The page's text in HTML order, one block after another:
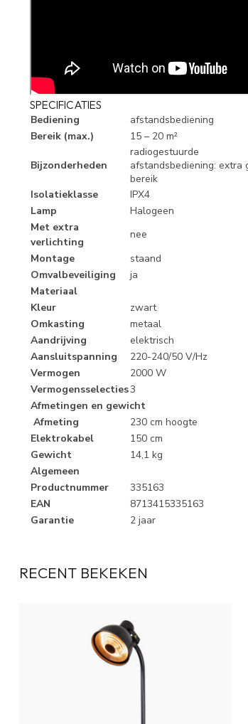
SPECIFICATIES
Bediening
afstandsbediening
Bereik (max.)
15 – 20 m²
Bijzonderheden
radiogestuurde
afstandsbediening: extra
bereik
Isolatieklasse
IPX4
Lamp
Halogeen
Met extra
verlichting
nee
Montage
staand
Omvalbeveiliging
ja
Materiaal
Kleur
zwart
Omkasting
metaal
Aandrijving
elektrisch
Aansluitspanning
220-240/50 V/Hz
Vermogen
2000 W
Vermogensselecties3
Afmetingen en gewicht
Afmeting
230 cm hoogte
Elektrokabel
150 cm
Gewicht
14,1 kg
Algemeen
Productnummer
335163
EAN
8713415335163
Garantie
2 jaar
RECENT BEKEKEN